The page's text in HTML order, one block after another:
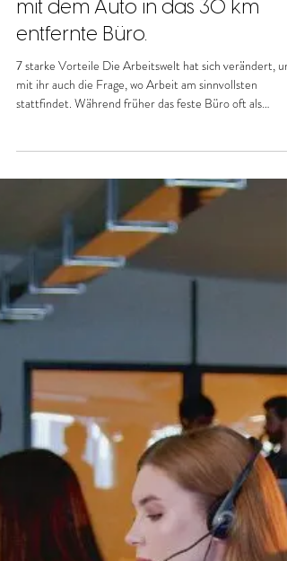
Brennstoff: besser mit dem Rad
zu einem Coworking Space als
mit dem Auto in das 30 km
entfernte Büro.
stattfindet. Während früher das feste Büro oft als
alternativlos galt, rückt heute etwas anderes in den
die Wirtschaftlichkeit des Arbeitswegs. Gerade in Zeiten
stark gestiegener Preise für Benzin, Diesel und
allgemeine Mobilität schauen viele Menschen genauer
hin. Wer jeden Tag mit dem Auto in ein 30 km
Büro fährt, spürt schnell, dass sich diese Routi